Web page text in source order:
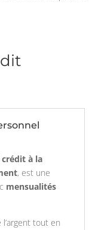
crédit à la
, est une
mensualités
tout en